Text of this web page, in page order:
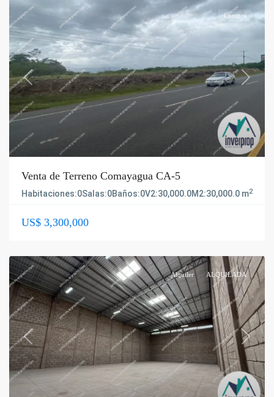
Previous Next
Compra
Venta de Terreno Comayagua CA-5
Habitaciones:0Salas:0Baños:0V2:30,000.0M2:30,000.0 m2
US$ 3,300,000
Previous Next
Alquiler ALQUILADA